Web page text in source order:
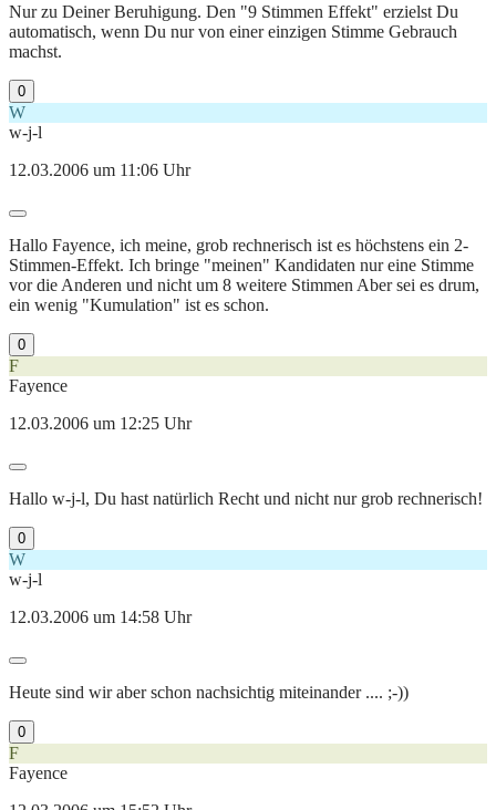
Nur zu Deiner Beruhigung. Den "9 Stimmen Effekt" erzielst Du
automatisch, wenn Du nur von einer einzigen Stimme Gebrauch
machst.
0
W
w-j-l
12.03.2006 um 11:06 Uhr
Hallo Fayence, ich meine, grob rechnerisch ist es höchstens ein 2-
Stimmen-Effekt. Ich bringe "meinen" Kandidaten nur eine Stimme
vor die Anderen und nicht um 8 weitere Stimmen Aber sei es drum,
ein wenig "Kumulation" ist es schon.
0
F
Fayence
12.03.2006 um 12:25 Uhr
Hallo w-j-l, Du hast natürlich Recht und nicht nur grob rechnerisch!
0
W
w-j-l
12.03.2006 um 14:58 Uhr
Heute sind wir aber schon nachsichtig miteinander .... ;-))
0
F
Fayence